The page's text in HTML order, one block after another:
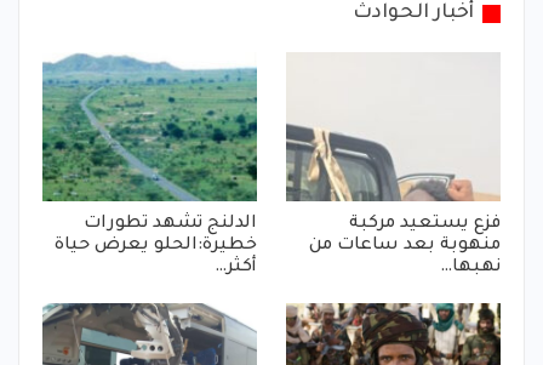
أخبار الحوادث
فزع يستعيد مركبة
منهوبة بعد ساعات من
نهبها…
الدلنج تشهد تطورات
خطيرة:الحلو يعرض حياة
أكثر…